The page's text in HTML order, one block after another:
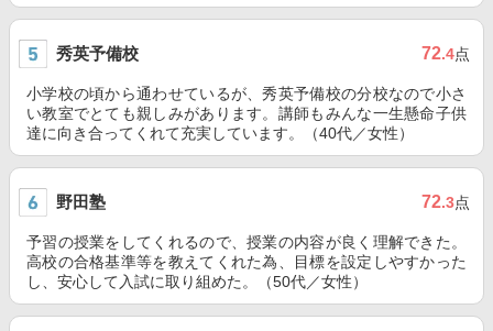
秀英予備校 72.4点
小学校の頃から通わせているが、秀英予備校の分校なので小さ
い教室でとても親しみがあります。講師もみんな一生懸命子供
達に向き合ってくれて充実しています。（40代／女性）
野田塾 72.3点
予習の授業をしてくれるので、授業の内容が良く理解できた。
高校の合格基準等を教えてくれた為、目標を設定しやすかった
し、安心して入試に取り組めた。（50代／女性）